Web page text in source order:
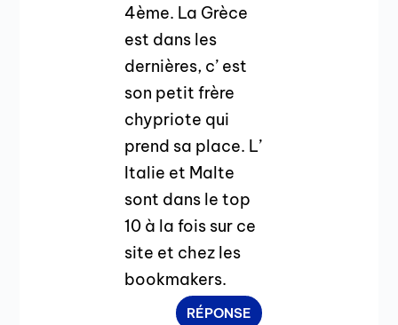
4ème. La Grèce
est dans les
dernières, c’ est
son petit frère
chypriote qui
prend sa place. L’
Italie et Malte
sont dans le top
10 à la fois sur ce
site et chez les
bookmakers.
RÉPONSE